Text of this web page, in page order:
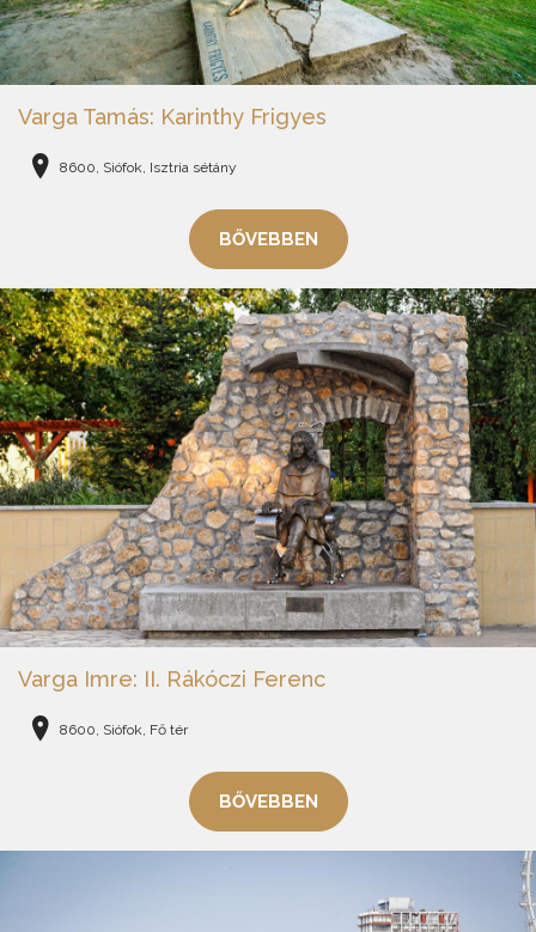
Varga Tamás: Karinthy Frigyes
8600, Siófok, Isztria sétány
BŐVEBBEN
Varga Imre: II. Rákóczi Ferenc
8600, Siófok, Fő tér
BŐVEBBEN